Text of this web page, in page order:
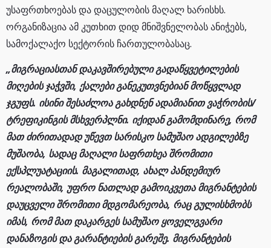
უსაფრთხოებას და დაცულობის მაღალ ხარისხს.
ორგანიზაცია ამ კუთხით დიდ მნიშვნელობას ანიჭებს,
სამოქალაქო სექტორის ჩართულობასაც.
„მიგრაციასთან დაკავშირებული გადაწყვეტილების
მიღების ჯაჭვში, ქალები განეკუთვნებიან მოწყვლად
ჯგუფს. ისინი შესაძლოა გახდნენ ადამიანით ვაჭრობის/
ტრეფიკინგის მსხვერპლნი. იქიდან გამომდინარე, რომ
მათ ძირითადად უწევთ სარისკო სამუშაო ადგილებზე
მუშაობა, სადაც მაღალი საფრთხეა შრომითი
ექსპლუატაციის. მაგალითად, ახალ პანდემიურ
რეალობაში, უფრო ნათლად გამოიკვეთა მიგრანტების
დაუცველი შრომითი მდგომარეობა, რაც გულისხმობს
იმას, რომ მათ დაკარგეს სამუშაო ყოველგვარი
დანაზოგის და გარანტიების გარეშე. მიგრანტების